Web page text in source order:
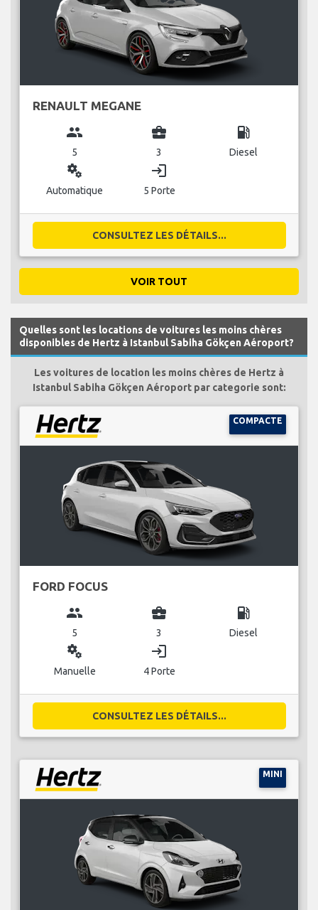
RENAULT MEGANE
group
5
business_center
3
local_gas_station
Diesel
miscellaneous_services
Automatique
login
5 Porte
CONSULTEZ LES DÉTAILS...
VOIR TOUT
Quelles sont les locations de voitures les moins chères
disponibles de Hertz à Istanbul Sabiha Gökçen Aéroport?
Les voitures de location les moins chères de Hertz à
Istanbul Sabiha Gökçen Aéroport par categorie sont:
COMPACTE
FORD FOCUS
group
5
business_center
3
local_gas_station
Diesel
miscellaneous_services
Manuelle
login
4 Porte
CONSULTEZ LES DÉTAILS...
MINI